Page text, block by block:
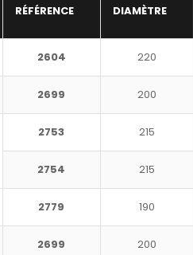
RÉFÉRENCE DIAMÈTRE
2604 220
2699 200
2753 215
2754 215
2779 190
2699 200